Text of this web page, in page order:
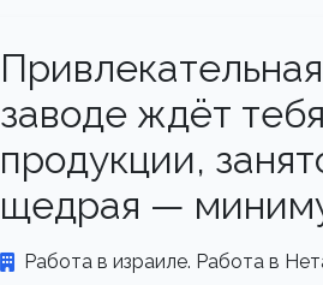
заводе ждёт
продукции,
щедрая —
Работа в израиле. Работа в